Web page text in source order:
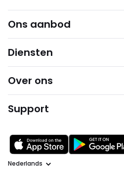
Ons aanbod
Diensten
Over ons
Support
Taal